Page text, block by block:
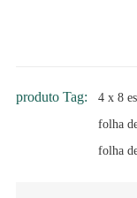
produto Tag: 4 x 8
folha
folha